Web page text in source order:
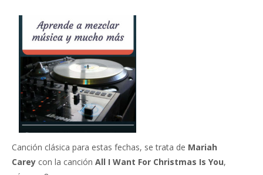
Canción clásica para estas fechas, se trata de Mariah
Carey con la canción All I Want For Christmas Is You,